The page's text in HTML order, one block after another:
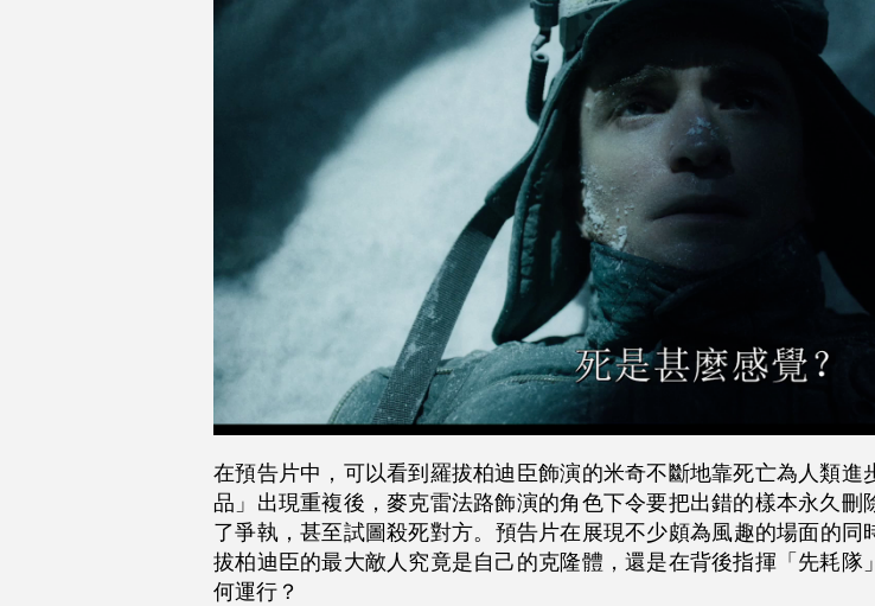
在預告片中，可以看到羅拔柏迪臣飾演的米奇不斷地靠死亡為人類
品」出現重複後，麥克雷法路飾演的角色下令要把出錯的樣本永久刪
了爭執，甚至試圖殺死對方。預告片在展現不少頗為風趣的場面的
拔柏迪臣的最大敵人究竟是自己的克隆體，還是在背後指揮「先耗
何運行？